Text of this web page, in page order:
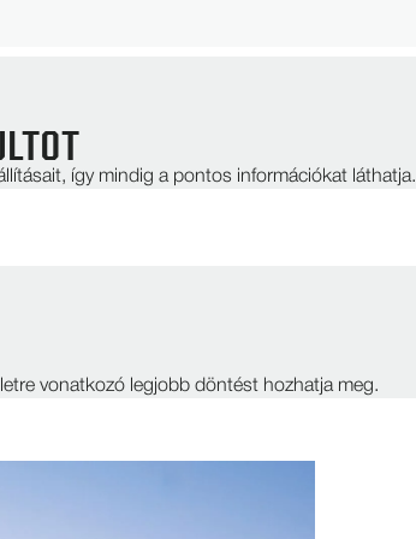
így mindig a pontos információkat láthatja.
vonatkozó legjobb döntést hozhatja meg.